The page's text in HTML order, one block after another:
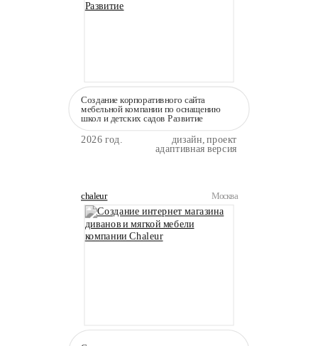
Создание корпоративного сайта
мебельной компании по оснащению
школ и детских садов Развитие
2026 год. дизайн, проект
адаптивная версия
chaleur Москва